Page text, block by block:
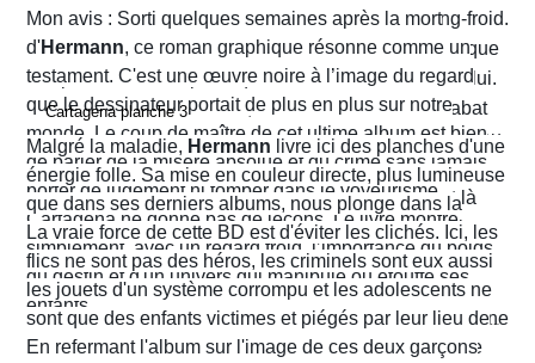
reçoivent l'ordre d'exécuter des prisonniers de sang-froid.
Alvaro hésite, tremble mais en proie à une peur panique
finit par obéir. Cela provoque aussitôt un déclic chez lui.
Dans un sursaut de survie, il retourne son arme et abat
l’un des chefs du gang local qui n’est autre que le neveu
d’Arriega. Devenus des hommes à abattre, Alvaro et
Nacho s'enfuient vers la frontière américaine. C’est là
qu’ils vont croiser, Félix Garzon, un flic quadragénaire
fatigué qui les regarde courir…
Mon avis : Sorti quelques semaines après la mort
d'Hermann, ce roman graphique résonne comme un
testament. C'est une œuvre noire à l’image du regard
que le dessinateur portait de plus en plus sur notre
monde. Le coup de maître de cet ultime album est bien
de parler de la misère absolue et du crime sans jamais
porter de jugement ni tomber dans le voyeurisme.
Cartagena ne donne pas de leçons. Le livre montre
simplement, avec un regard froid, l’importance du poids
du destin et d'un univers qui manipule ou étouffe ses
enfants.
Malgré la maladie, Hermann livre ici des planches d'une
énergie folle. Sa mise en couleur directe, plus lumineuse
que dans ses derniers albums, nous plonge dans la
poussière et la sueur comme lui seul savait les
transmettre. On y retrouve ses fameux visages fatigués
aux mâchoires carrées portant en eux toute la détresse
ou la noirceur du monde. Le scénario d' Yves H. est d'une
fluidité exemplaire. On est emporté dans une aventure
La vraie force de cette BD est d'éviter les clichés. Ici, les
flics ne sont pas des héros, les criminels sont eux aussi
les jouets d'un système corrompu et les adolescents ne
sont que des enfants victimes et piégés par leur lieu de
naissance.
En refermant l'album sur l'image de ces deux garçons